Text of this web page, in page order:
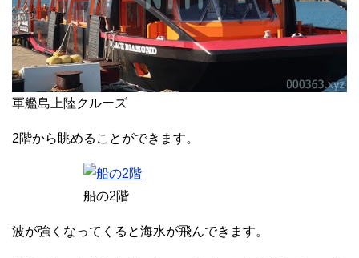
軍艦島上陸クルーズ
2階から眺めることができます。
船の2階
波が強くなってくると海水が飛んできます。